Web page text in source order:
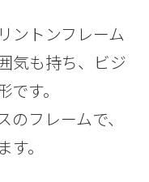
ントンフレーム
気も持ち、ビジ
す。
フレームで、
。